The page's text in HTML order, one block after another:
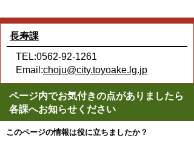
長寿課
TEL:0562-92-1261
Email:choju@city.toyoake.lg.jp
ページ内でお気付きの点がありましたら
各課へお知らせください
このページの情報は役に立ちましたか？